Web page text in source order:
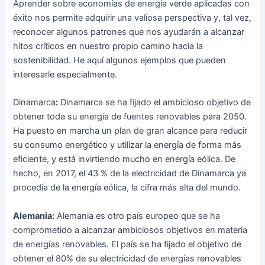
Aprender sobre economías de energía verde aplicadas con
éxito nos permite adquirir una valiosa perspectiva y, tal vez,
reconocer algunos patrones que nos ayudarán a alcanzar
hitos críticos en nuestro propio camino hacia la
sostenibilidad. He aquí algunos ejemplos que pueden
interesarle especialmente.
Dinamarca: Dinamarca se ha fijado el ambicioso objetivo de
obtener toda su energía de fuentes renovables para 2050.
Ha puesto en marcha un plan de gran alcance para reducir
su consumo energético y utilizar la energía de forma más
eficiente, y está invirtiendo mucho en energía eólica. De
hecho, en 2017, el 43 % de la electricidad de Dinamarca ya
procedía de la energía eólica, la cifra más alta del mundo.
Alemania: Alemania es otro país europeo que se ha
comprometido a alcanzar ambiciosos objetivos en materia
de energías renovables. El país se ha fijado el objetivo de
obtener el 80% de su electricidad de energías renovables